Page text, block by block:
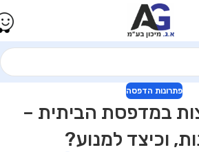
פתרונות הדפסה
במדפסת הביתית –
וכיצד למנוע?